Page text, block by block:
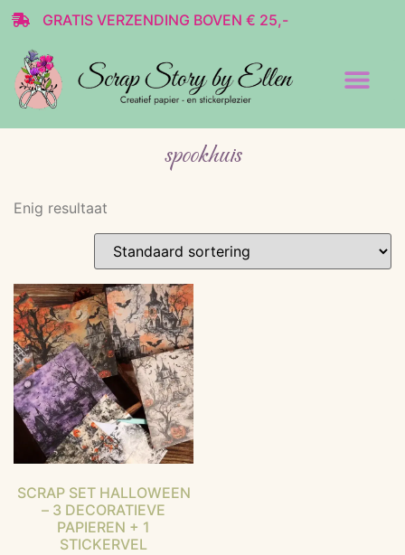
GRATIS VERZENDING BOVEN € 25,-
spookhuis
Enig resultaat
SCRAP SET HALLOWEEN
– 3 DECORATIEVE
PAPIEREN + 1
STICKERVEL